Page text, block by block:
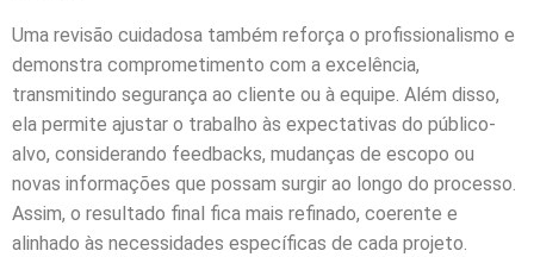
Uma revisão cuidadosa também reforça o profissionalismo e
demonstra comprometimento com a excelência,
transmitindo segurança ao cliente ou à equipe. Além disso,
ela permite ajustar o trabalho às expectativas do público-
alvo, considerando feedbacks, mudanças de escopo ou
novas informações que possam surgir ao longo do processo.
Assim, o resultado final fica mais refinado, coerente e
alinhado às necessidades específicas de cada projeto.